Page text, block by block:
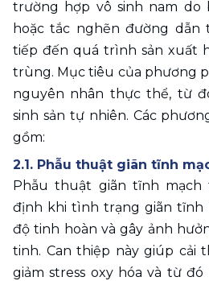
trường hợp vô sinh nam
hoặc tắc nghẽn đường dẫn
tiếp đến quá trình sản xuất
trùng. Mục tiêu của phương
nguyên nhân thực thể, từ
sinh sản tự nhiên. Các
gồm:
2.1. Phẫu thuật giãn tĩnh
Phẫu thuật giãn tĩnh
định khi tình trạng giãn tĩnh
độ tinh hoàn và gây ảnh
tinh. Can thiệp này giúp cải
giảm stress oxy hóa và từ